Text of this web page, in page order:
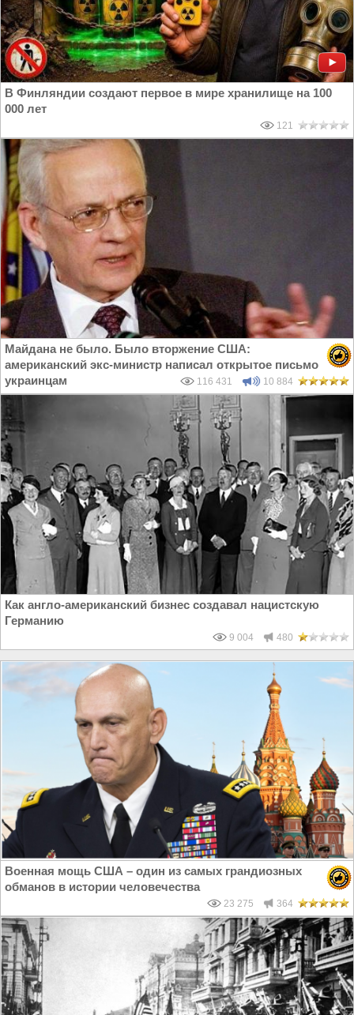
В Финляндии создают первое в мире хранилище на 100
000 лет
121
Майдана не было. Было вторжение США:
американский экс-министр написал открытое письмо
украинцам
116 431 10 884
Как англо-американский бизнес создавал нацистскую
Германию
9 004 480
Военная мощь США – один из самых грандиозных
обманов в истории человечества
23 275 364